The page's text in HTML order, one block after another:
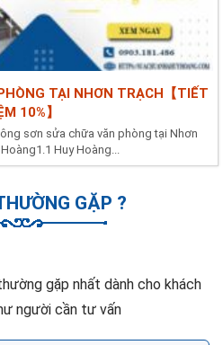
TẠI NHƠN TRẠCH【TIẾT
10%】
sơn sửa chữa văn phòng tại Nhơn
Huy Hoàng...
GẶP ?
gặp nhất dành cho khách
người cần tư vấn